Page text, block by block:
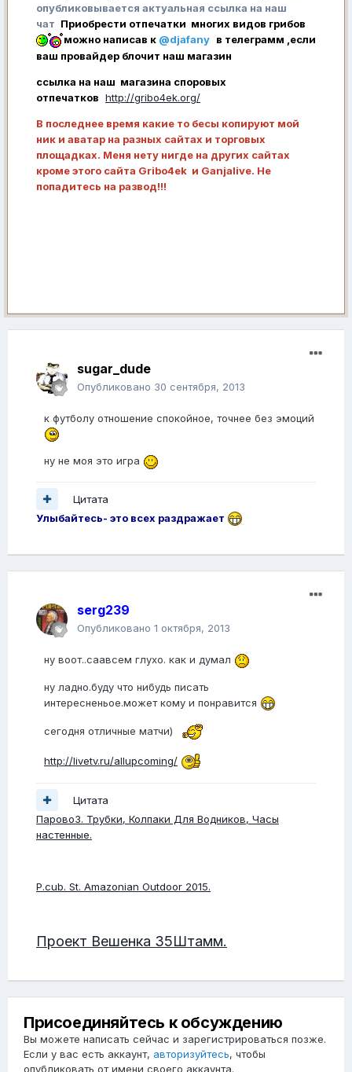
опубликовывается актуальная ссылка на наш
чат Приобрести отпечатки многих видов грибов
можно написав к @djafany в телеграмм ,если
ваш провайдер блочит наш магазин
ссылка на наш магазина споровых
отпечатков http://gribo4ek.org/
В последнее время какие то бесы копируют мой
ник и аватар на разных сайтах и торговых
площадках. Меня нету нигде на других сайтах
кроме этого сайта Gribo4ek и Ganjalive. Не
попадитесь на развод!!!
sugar_dude
Опубликовано 30 сентября, 2013
к футболу отношение спокойное, точнее без эмоций
ну не моя это игра
Цитата
Улыбайтесь- это всех раздражает
serg239
Опубликовано 1 октября, 2013
ну воот..саавсем глухо. как и думал
ну ладно.буду что нибудь писать
интересненьое.может кому и понравится
сегодня отличные матчи)
http://livetv.ru/allupcoming/
Цитата
ПаровоЗ. Трубки, Колпаки Для Водников, Часы
настенные.
P.cub. St. Amazonian Outdoor 2015.
Проект Вешенка 35Штамм.
Присоединяйтесь к обсуждению
Вы можете написать сейчас и зарегистрироваться позже.
Если у вас есть аккаунт, авторизуйтесь, чтобы
опубликовать от имени своего аккаунта.